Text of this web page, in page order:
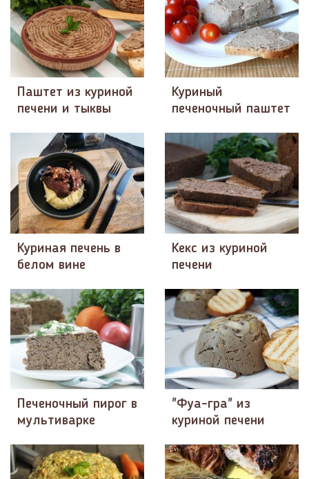
Паштет из куриной
печени и тыквы
Куриный
печеночный паштет
Куриная печень в
белом вине
Кекс из куриной
печени
Печеночный пирог в
мультиварке
"Фуа-гра" из
куриной печени